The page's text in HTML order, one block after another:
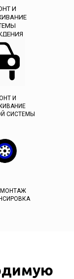
И
И
СИСТЕМЫ